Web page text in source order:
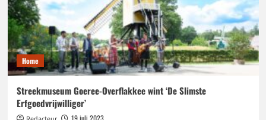
Home
Streekmuseum Goeree-Overflakkee wint ‘De Slimste
Erfgoedvrijwilliger’
19 juli 2023